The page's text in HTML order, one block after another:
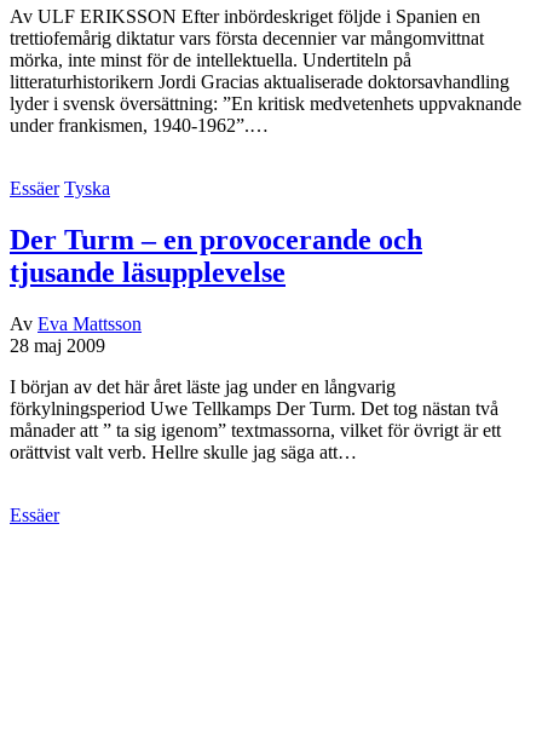
Av ULF ERIKSSON Efter inbördeskriget följde i Spanien en
trettiofemårig diktatur vars första decennier var mångomvittnat
mörka, inte minst för de intellektuella. Undertiteln på
litteraturhistorikern Jordi Gracias aktualiserade doktorsavhandling
lyder i svensk översättning: ”En kritisk medvetenhets uppvaknande
under frankismen, 1940-1962”.…
Essäer Tyska
Der Turm – en provocerande och
tjusande läsupplevelse
Av Eva Mattsson
28 maj 2009
I början av det här året läste jag under en långvarig
förkylningsperiod Uwe Tellkamps Der Turm. Det tog nästan två
månader att ” ta sig igenom” textmassorna, vilket för övrigt är ett
orättvist valt verb. Hellre skulle jag säga att…
Essäer